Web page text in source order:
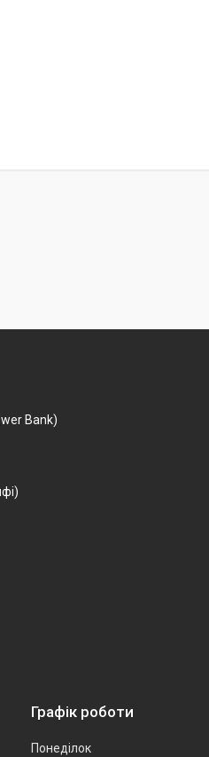
Bank)
Графік роботи
Понеділок